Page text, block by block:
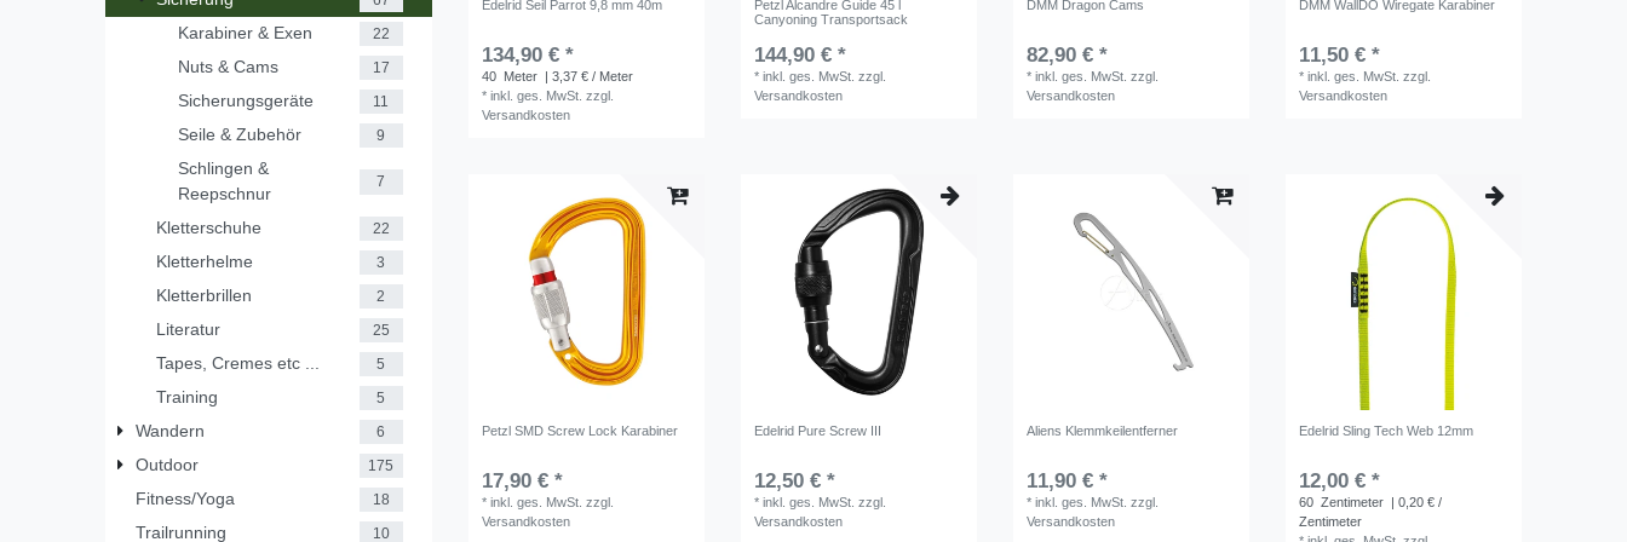
Karabiner & Exen 22
Nuts & Cams 17
Sicherungsgeräte 11
Seile & Zubehör 9
Schlingen &
Reepschnur
7
Kletterschuhe 22
Kletterhelme 3
Kletterbrillen 2
Literatur 25
Tapes, Cremes etc ... 5
Training 5
Wandern 6
Outdoor 175
Fitness/Yoga 18
Trailrunning 10
Edelrid Seil Parrot 9,8 mm 40m
134,90 € *
40 Meter | 3,37 € / Meter
*inkl. ges. MwSt. zzgl.
Versandkosten
Petzl Alcandre Guide 45 l
Canyoning Transportsack
144,90 € *
*inkl. ges. MwSt. zzgl.
Versandkosten
DMM Dragon Cams
82,90 € *
*inkl. ges. MwSt. zzgl.
Versandkosten
DMM WallDO Wiregate Karabiner
11,50 € *
*inkl. ges. MwSt. zzgl.
Versandkosten
Petzl SMD Screw Lock Karabiner
17,90 € *
*inkl. ges. MwSt. zzgl.
Versandkosten
Edelrid Pure Screw III
12,50 € *
*inkl. ges. MwSt. zzgl.
Versandkosten
Aliens Klemmkeilentferner
11,90 € *
*inkl. ges. MwSt. zzgl.
Versandkosten
Edelrid Sling Tech Web 12mm
12,00 € *
60 Zentimeter | 0,20 € /
Zentimeter